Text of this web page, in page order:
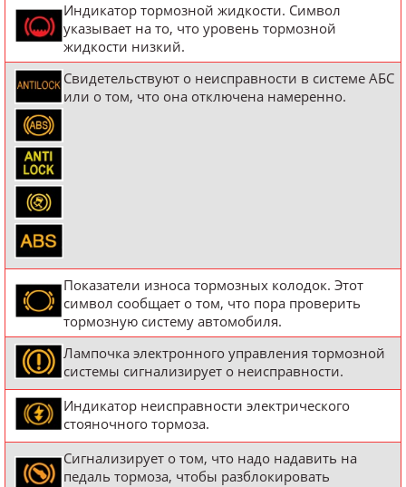
Индикатор тормозной жидкости. Символ
указывает на то, что уровень тормозной
жидкости низкий.
Свидетельствуют о неисправности в системе АБС
или о том, что она отключена намеренно.
Показатели износа тормозных колодок. Этот
символ сообщает о том, что пора проверить
тормозную систему автомобиля.
Лампочка электронного управления тормозной
системы сигнализирует о неисправности.
Индикатор неисправности электрического
стояночного тормоза.
Сигнализирует о том, что надо надавить на
педаль тормоза, чтобы разблокировать